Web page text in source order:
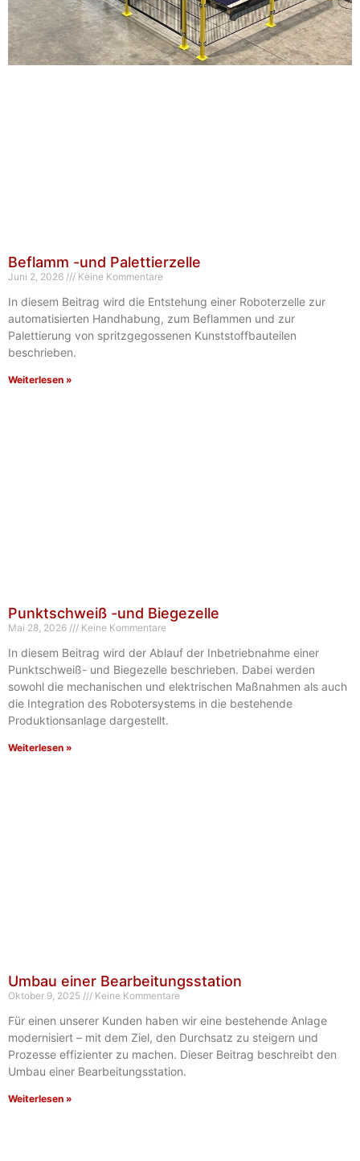
Beflamm -und Palettierzelle
Juni 2, 2026 Keine Kommentare
In diesem Beitrag wird die Entstehung einer Roboterzelle zur
automatisierten Handhabung, zum Beflammen und zur
Palettierung von spritzgegossenen Kunststoffbauteilen
beschrieben.
Weiterlesen »
Punktschweiß -und Biegezelle
Mai 28, 2026 Keine Kommentare
In diesem Beitrag wird der Ablauf der Inbetriebnahme einer
Punktschweiß- und Biegezelle beschrieben. Dabei werden
sowohl die mechanischen und elektrischen Maßnahmen als auch
die Integration des Robotersystems in die bestehende
Produktionsanlage dargestellt.
Weiterlesen »
Umbau einer Bearbeitungsstation
Oktober 9, 2025 Keine Kommentare
Für einen unserer Kunden haben wir eine bestehende Anlage
modernisiert – mit dem Ziel, den Durchsatz zu steigern und
Prozesse effizienter zu machen. Dieser Beitrag beschreibt den
Umbau einer Bearbeitungsstation.
Weiterlesen »